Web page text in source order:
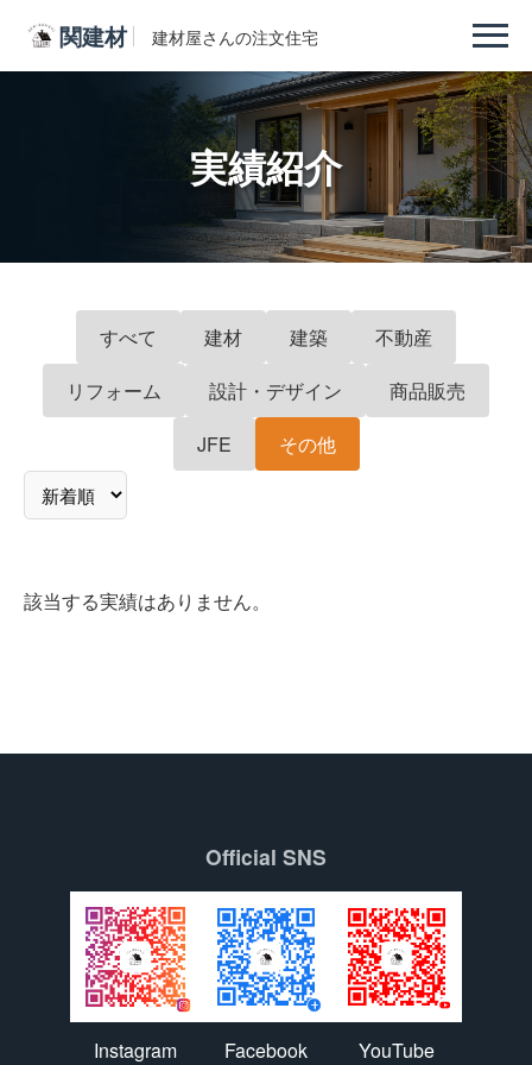
関建材 建材屋さんの注文住宅
実績紹介
すべて 建材 建築
不動産
リフォーム
設計・デザイン
商品販売
JFE
その他
該当する実績はありません。
Official SNS
Instagram Facebook YouTube